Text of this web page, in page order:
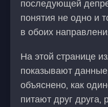
последующей
понятия не одно и
в обоих
На этой странице
показывают
объяснено, как
питают друг друга,